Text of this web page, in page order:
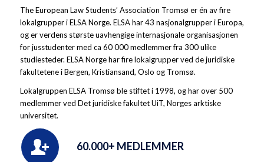
The European Law Students’ Association Tromsø er én av fire
lokalgrupper i ELSA Norge. ELSA har 43 nasjonalgrupper i Europa,
og er verdens største uavhengige internasjonale organisasjonen
for jusstudenter med ca 60 000 medlemmer fra 300 ulike
studiesteder. ELSA Norge har fire lokalgrupper ved de juridiske
fakultetene i Bergen, Kristiansand, Oslo og Tromsø.
Lokalgruppen ELSA Tromsø ble stiftet i 1998, og har over 500
medlemmer ved Det juridiske fakultet UiT, Norges arktiske
universitet.
60.000+ MEDLEMMER